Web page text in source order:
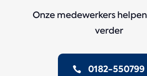
Onze medewerkers
verder
0182-550799